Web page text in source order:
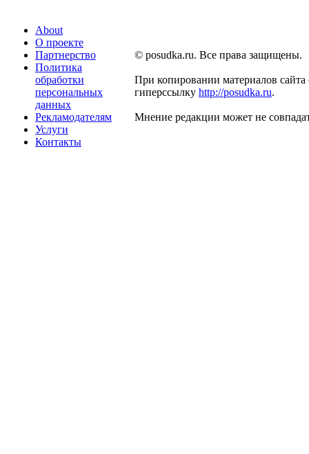
About
О проекте
Партнерство
Политика
обработки
персональных
данных
Рекламодателям
Услуги
Контакты
© posudka.ru. Все права защищены.
При копировании материалов сайта
гиперссылку http://posudka.ru.
Мнение редакции может не